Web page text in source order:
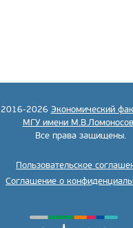
2016-2026 Экономический
МГУ имени
Все права защищены.
Пользовательское
Соглашение о